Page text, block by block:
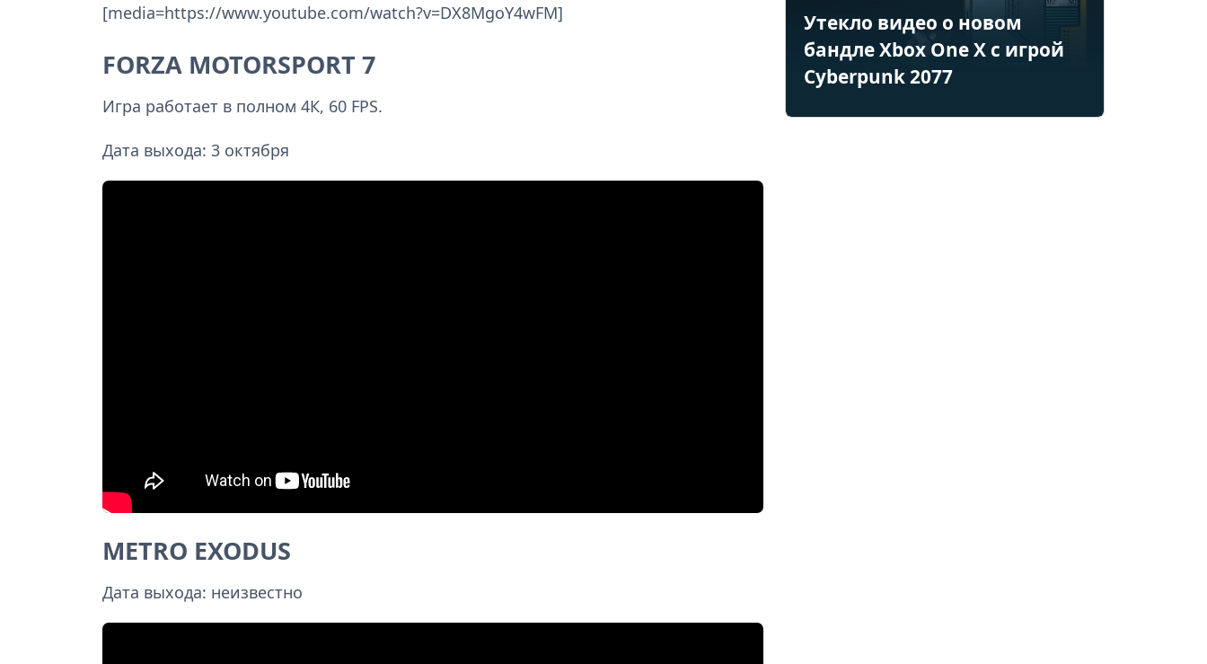
[media=https://www.youtube.com/watch?v=DX8MgoY4wFM]
FORZA MOTORSPORT 7
Игра работает в полном 4К, 60 FPS.
Дата выхода: 3 октября
METRO EXODUS
Дата выхода: неизвестно
Утекло видео о новом
бандле Xbox One X с игрой
Cyberpunk 2077